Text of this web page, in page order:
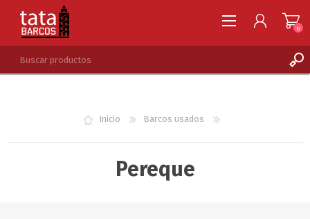
LISTA DE DESEOS
0
Inicio Barcos usados
Pereque